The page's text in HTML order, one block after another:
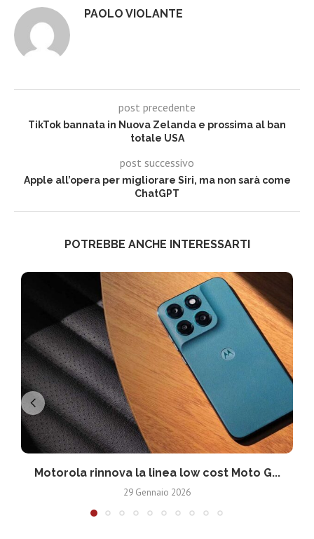
PAOLO VIOLANTE
post precedente
TikTok bannata in Nuova Zelanda e prossima al ban
totale USA
post successivo
Apple all’opera per migliorare Siri, ma non sarà come
ChatGPT
POTREBBE ANCHE INTERESSARTI
Motorola rinnova la linea low cost Moto G...
29 Gennaio 2026